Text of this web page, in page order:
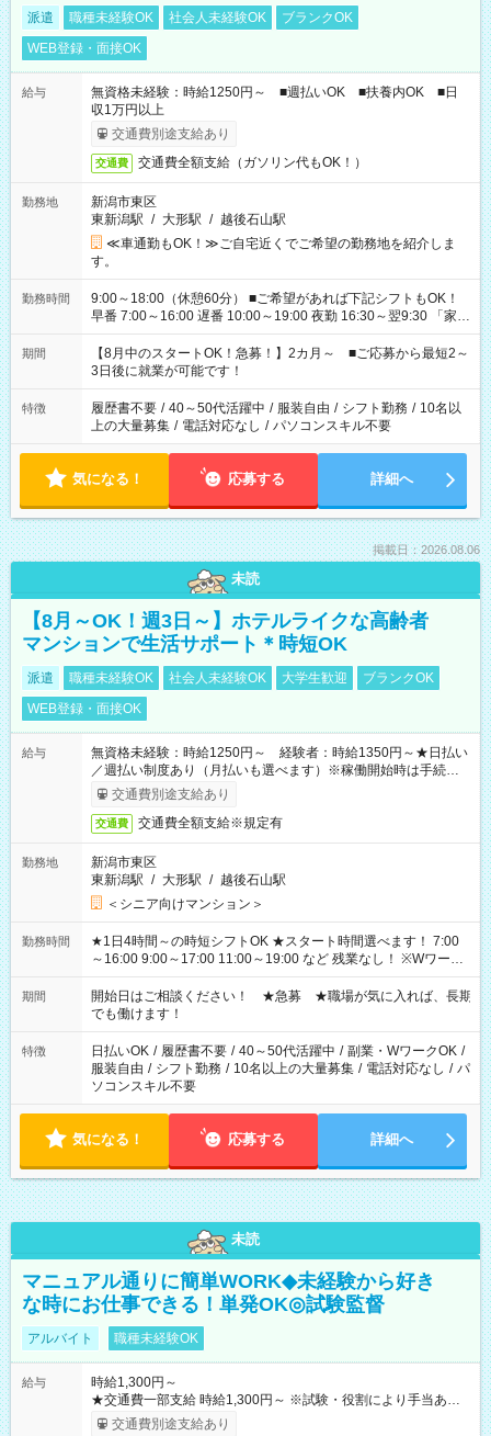
派遣 職種未経験OK 社会人未経験OK
ブランクOK
WEB登録・面接OK
給与
無資格未経験：時給1250円～ ■週払いOK ■扶養内OK ■日
収1万円以上
交通費別途支給あり
交通費 交通費全額支給（ガソリン代もOK！）
勤務地
新潟市東区
東新潟駅 / 大形駅 / 越後石山駅
≪車通勤もOK！≫ご自宅近くでご希望の勤務地を紹介しま
す。
勤務時間
9:00～18:00（休憩60分） ■ご希望があれば下記シフトもOK！
早番 7:00～16:00 遅番 10:00～19:00 夜勤 16:30～翌9:30 「家族
と休みを合わせたい」 「余裕を持って夕飯の準備がしたい」
「できれば残業はしたくない」 など、ご希望を教えてください
ね。 ※Wワーク希望の方へ 今ご覧のお仕事で希望する勤務時間
と、もう1つのお仕事の勤務時間。 合計で週40時間を超える場
合は応募できません。
期間
【8月中のスタートOK！急募！】2カ月～ ■ご応募から最短2～
3日後に就業が可能です！
特徴 履歴書不要 / 40～50代活躍中 / 服装自由 / シフト勤務 / 10名以
上の大量募集 / 電話対応なし / パソコンスキル不要
気になる！ 応募する 詳細へ
掲載日：2026.08.06
未読
【8月～OK！週3日～】ホテルライクな高齢者
マンションで生活サポート＊時短OK
派遣 職種未経験OK 社会人未経験OK 大学生歓迎
ブランクOK
WEB登録・面接OK
給与
無資格未経験：時給1250円～ 経験者：時給1350円～★日払い
／週払い制度あり（月払いも選べます）※稼働開始時は手続き完
了次第のお支払いとなります。
交通費別途支給あり
交通費 交通費全額支給※規定有
勤務地
新潟市東区
東新潟駅 / 大形駅 / 越後石山駅
＜シニア向けマンション＞
勤務時間
★1日4時間～の時短シフトOK ★スタート時間選べます！ 7:00
～16:00 9:00～17:00 11:00～19:00 など 残業なし！ ※Wワーク
の場合、他のお仕事と合わせ週40時間超の就業はご案内できま
せん ※法令に基づき、週20時間以上勤務は社会保険への加入対
象となります ※労働者派遣法（日雇い派遣の原則禁止）によ
り、短時間・短期間の就業はご案内が難しい場合があります
期間
開始日はご相談ください！ ★急募 ★職場が気に入れば、長期
でも働けます！
特徴 日払いOK / 履歴書不要 / 40～50代活躍中 / 副業・WワークOK /
服装自由 / シフト勤務 / 10名以上の大量募集 / 電話対応なし / パ
ソコンスキル不要
気になる！ 応募する 詳細へ
未読
マニュアル通りに簡単WORK◆未経験から好き
な時にお仕事できる！単発OK◎試験監督
アルバイト 職種未経験OK
給与
時給1,300円～
★交通費一部支給 時給1,300円～ ※試験・役割により手当あり
※勤務回数により昇給あり 【即給（前払い）オプションあ
交通費別途支給あり